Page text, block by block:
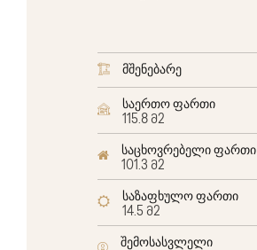
მშენებარე
საერთო ფართი
115.8 მ2
საცხოვრებელი ფართი
101.3 მ2
საზაფხულო ფართი
14.5 მ2
შემოსასვლელი